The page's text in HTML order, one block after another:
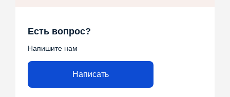
Есть вопрос?
Напишите нам
Написать